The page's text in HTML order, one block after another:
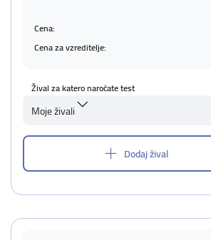
Cena:
Cena za vzreditelje:
Žival za katero naročate test
Moje živali
Dodaj žival